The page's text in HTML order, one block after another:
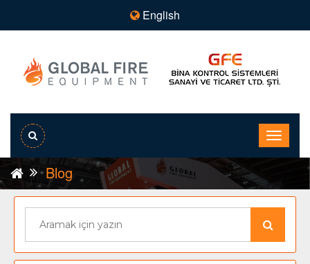
English
Blog